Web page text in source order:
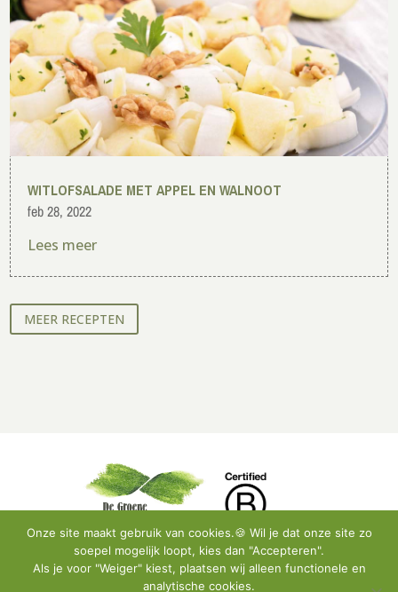
WITLOFSALADE MET APPEL EN WALNOOT
feb 28, 2022
Lees meer
MEER RECEPTEN
Onze site maakt gebruik van cookies.🍪 Wil je dat onze site zo
soepel mogelijk loopt, kies dan "Accepteren".
Als je voor "Weiger" kiest, plaatsen wij alleen functionele en
analytische cookies.